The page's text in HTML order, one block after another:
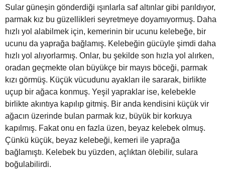
Sular güneşin gönderdiği ışınlarla saf altınlar gibi parıldıyor,
parmak kız bu güzellikleri seyretmeye doyamıyormuş. Daha
hızlı yol alabilmek için, kemerinin bir ucunu kelebeğe, bir
ucunu da yaprağa bağlamış. Kelebeğin gücüyle şimdi daha
hızlı yol alıyorlarmış. Onlar, bu şekilde son hızla yol alırken,
oradan geçmekte olan büyükçe bir mayıs böceği, parmak
kızı görmüş. Küçük vücudunu ayakları ile sararak, birlikte
uçup bir ağaca konmuş. Yeşil yapraklar ise, kelebekle
birlikte akıntıya kapılıp gitmiş. Bir anda kendisini küçük vir
ağacın üzerinde bulan parmak kız, büyük bir korkuya
kapılmış. Fakat onu en fazla üzen, beyaz kelebek olmuş.
Çünkü küçük, beyaz kelebeği, kemeri ile yaprağa
bağlamıştı. Kelebek bu yüzden, açlıktan ölebilir, sulara
boğulabilirdi.